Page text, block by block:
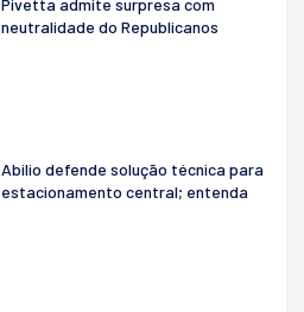
neutralidade do Republicanos
Abilio defende solução técnica para
estacionamento central; entenda